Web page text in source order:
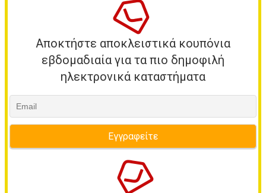
Αποκτήστε αποκλειστικά κουπόνια
εβδομαδιαία για τα πιο δημοφιλή
ηλεκτρονικά καταστήματα